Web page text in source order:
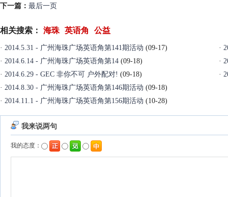
下一篇： 最后一页
相关搜索： 海珠 英语角 公益
· 2014.5.31 - 广州海珠广场英语角第141期活动 (09-17)
· 2014.6.14 - 广州海珠广场英语角第14 (09-18)
· 2014.6.29 - GEC 非你不可 户外配对! (09-18)
· 2014.8.30 - 广州海珠广场英语角第146期活动 (09-18)
· 2014.11.1 - 广州海珠广场英语角第156期活动 (10-28)
·
·
·